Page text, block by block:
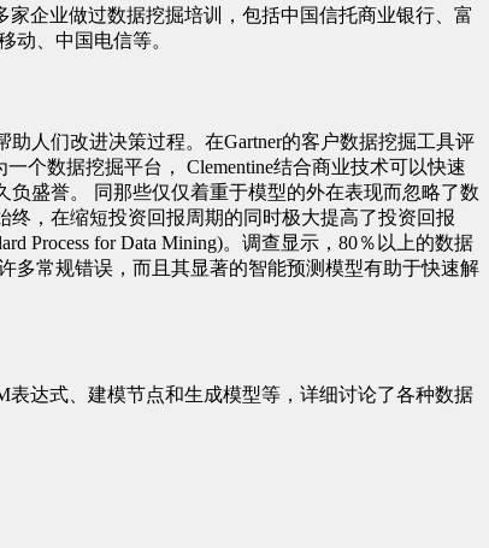
家企业做过数据挖掘培训，包括中国信托商业银行、富
动、中国电信等。
助人们改进决策过程。在Gartner的客户数据挖掘工具评
个数据挖掘平台， Clementine结合商业技术可以快速
负盛誉。 同那些仅仅着重于模型的外在表现而忽略了数
，在缩短投资回报周期的同时极大提高了投资回报
Process for Data Mining)。调查显示， 80％以上的数据
多常规错误，而且其显著的智能预测模型有助于快速解
表达式、建模节点和生成模型等，详细讨论了各种数据